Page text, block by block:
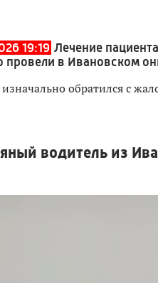
19:19 Лечение
провели в Ивановском
обратился с
водитель из